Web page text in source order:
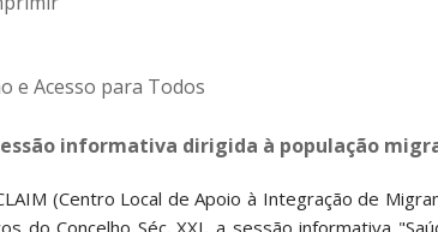
informativa dirigida à população
(Centro Local de Apoio à Integração de
do Concelho Séc. XXI, a sessão informativa